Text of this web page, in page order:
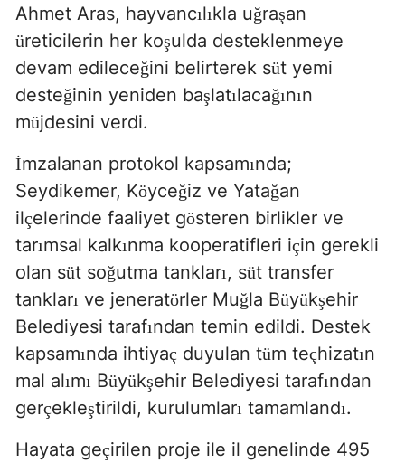
Ahmet Aras, hayvancılıkla uğraşan
üreticilerin her koşulda desteklenmeye
devam edileceğini belirterek süt yemi
desteğinin yeniden başlatılacağının
müjdesini verdi.
İmzalanan protokol kapsamında;
Seydikemer, Köyceğiz ve Yatağan
ilçelerinde faaliyet gösteren birlikler ve
tarımsal kalkınma kooperatifleri için gerekli
olan süt soğutma tankları, süt transfer
tankları ve jeneratörler Muğla Büyükşehir
Belediyesi tarafından temin edildi. Destek
kapsamında ihtiyaç duyulan tüm teçhizatın
mal alımı Büyükşehir Belediyesi tarafından
gerçekleştirildi, kurulumları tamamlandı.
Hayata geçirilen proje ile il genelinde 495